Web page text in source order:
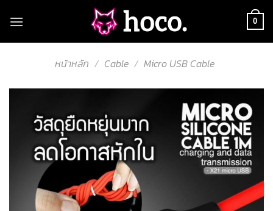
0
หน้าหลัก / Cable / Micro USB Cable